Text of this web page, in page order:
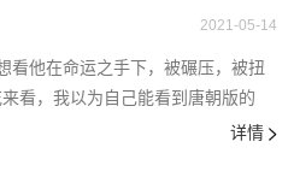
2021-05-14
看他在命运之手下，被碾压，被扭
看，我以为自己能看到唐朝版的
详情